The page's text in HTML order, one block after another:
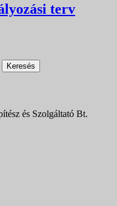
terv
és Szolgáltató Bt.